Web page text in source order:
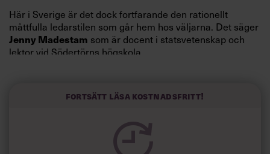
Här i Sverige är det dock fortfarande den rationellt
måttfulla ledarstilen som går hem hos väljarna. Det säger
Jenny Madestam som är docent i statsvetenskap och
lektor vid Södertörns högskola.
kompetenta och stå med båda fötterna på jorden. Hellre
spelevink i högklackat, är hur jag brukar sammanfatta de
önskningar som svenskarna för fram i undersökningar.”
Fortsätt läsa kostnadsfritt!